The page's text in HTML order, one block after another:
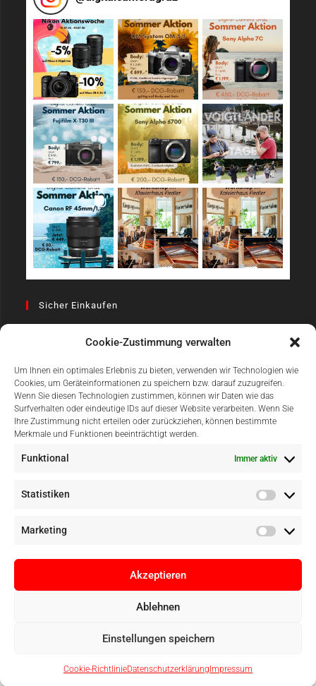
Cookie-Zustimmung verwalten
Um Ihnen ein optimales Erlebnis zu bieten, verwenden wir Technologien wie
Cookies, um Geräteinformationen zu speichern bzw. darauf zuzugreifen.
Wenn Sie diesen Technologien zustimmen, können wir Daten wie das
Surfverhalten oder eindeutige IDs auf dieser Website verarbeiten. Wenn Sie
Ihre Zustimmung nicht erteilen oder zurückziehen, können bestimmte
Merkmale und Funktionen beeinträchtigt werden.
Funktional Immer aktiv
Statistiken
Marketing
Akzeptieren
Ablehnen
Einstellungen speichern
Cookie-RichtlinieDatenschutzerklärung Impressum
Sicher Einkaufen
Einfach Online Bezahlen
Copyright © Digital Camera Graz 2022. Alle Rechte vorbehalten. E-
Commerce bypathways digital, Mallorca